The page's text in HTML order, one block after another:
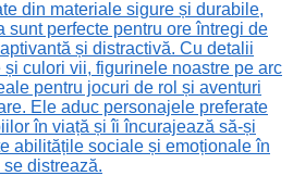
din materiale sigure și durabile,
sunt perfecte pentru ore întregi de
și distractivă. Cu detalii
și culori vii, figurinele noastre pe arc
pentru jocuri de rol și aventuri
Ele aduc personajele preferate
în viață și îi încurajează să-și
abilitățile sociale și emoționale în
se distrează.